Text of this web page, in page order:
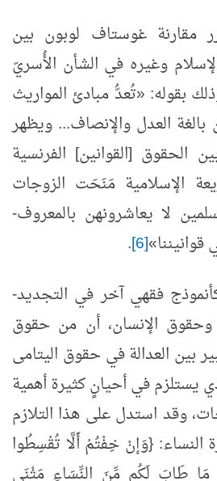
مقارنة غوستاف لوبون بين
وغيره في الشأن الأُسريّ
بقوله: «تُعدُّ مبادئ المواريث
بالغة العدل والإنصاف... ويظهر
الحقوق [القوانين] الفرنسية
الإسلامية مَنَحَت الزوجات
لا يعاشرونهن بالمعروف-
[6]
.
فقهي آخر في التجديد-
الإنسان، أن من حقوق
بين العدالة في حقوق اليتامى
يستلزم في أحيانٍ كثيرة أهمية
وقد استدل على هذا التلازم
النساء: {وَإنْ خِفْتُمْ أَلَّا تُقْسِطُوا
مَا طَابَ لَكُم مِّنَ النِّسَاءِ مَثْنَى